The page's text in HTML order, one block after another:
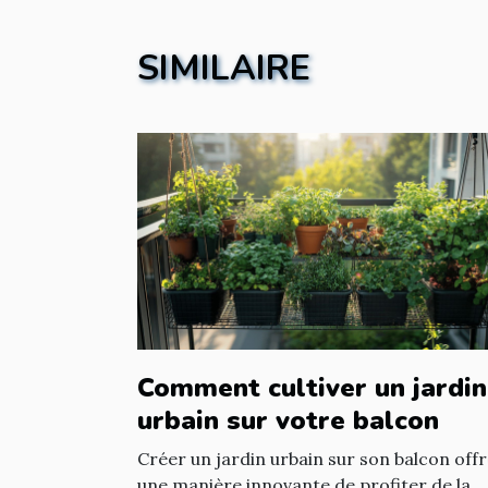
SIMILAIRE
Comment cultiver un jardin
urbain sur votre balcon
Créer un jardin urbain sur son balcon